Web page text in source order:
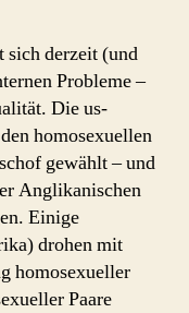
sich derzeit (und
Probleme –
Die us-
homosexuellen
gewählt – und
Anglikanischen
Einige
drohen mit
homosexueller
Paare